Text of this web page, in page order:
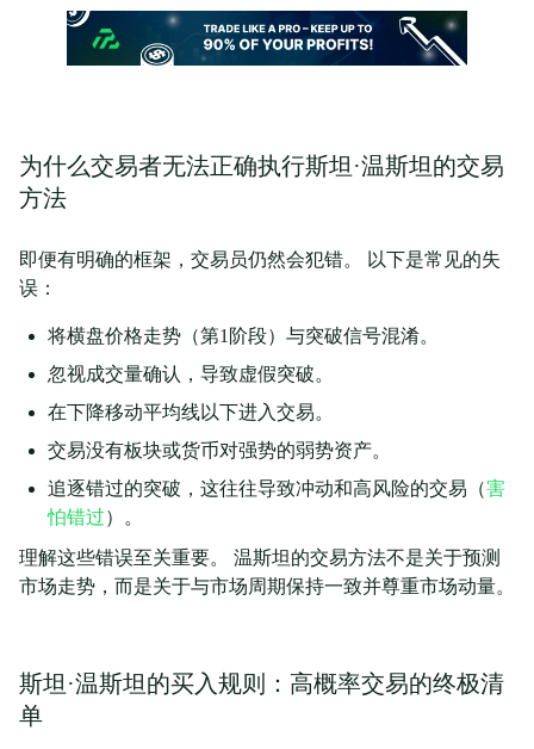
为什么交易者无法正确执行斯坦·温斯坦的交易
方法
即便有明确的框架，交易员仍然会犯错。 以下是常见的失
误：
将横盘价格走势（第1阶段）与突破信号混淆。
忽视成交量确认，导致虚假突破。
在下降移动平均线以下进入交易。
交易没有板块或货币对强势的弱势资产。
追逐错过的突破，这往往导致冲动和高风险的交易（害
怕错过）。
理解这些错误至关重要。 温斯坦的交易方法不是关于预测
市场走势，而是关于与市场周期保持一致并尊重市场动量。
斯坦·温斯坦的买入规则：高概率交易的终极清
单